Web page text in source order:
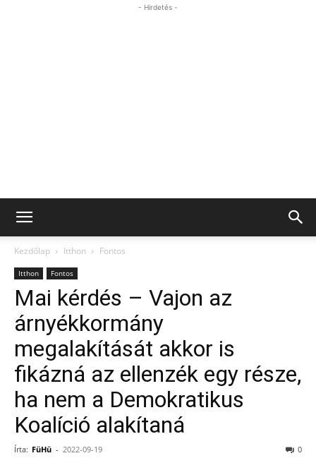
- Hirdetés -
Kezdőlap Itthon Fontos
Itthon Fontos
Mai kérdés – Vajon az
árnyékkormány
megalakítását akkor is
fikázná az ellenzék egy része,
ha nem a Demokratikus
Koalíció alakítaná
Írta: FüHü - 2022-09-19 0